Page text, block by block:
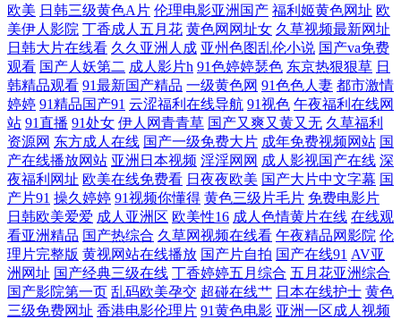
欧美 日韩三级黄色A片 伦理电影亚洲国产 福利姬黄色网址 欧
美伊人影院 丁香成人五月花 黄色网网址女 久草视频最新网址
日韩大片在线看 久久亚洲人成 亚州色图乱伦小说 国产va免费
观看 国产人妖第二 成人影片h 91色婷婷瑟色 东京热狠狠草 日
韩精品观看 91最新国产精品 一级黄色网 91色色人妻 都市激情
婷婷 91精品国产91 云涩福利在线导航 91视色 午夜福利在线网
站 91直播 91处女 伊人网青青草 国产又爽又黄又无 久草福利
资源网 东方成人在线 国产一级免费大片 成年免费视频网站 国
产在线播放网站 亚洲日本视频 淫淫网网 成人影视国产在线 深
夜福利网址 欧美在线免费看 日夜夜欧美 国产大片中文字幕 国
产片91 操久婷婷 91视频你懂得 黄色三级片毛片 免费电影片
日韩欧美爱爱 成人亚洲区 欧美性16 成人色情黄片在线 在线观
看亚洲精品 国产热综合 久草网视频在线看 午夜精品网影院 伦
理片完整版 黄视网站在线播放 国产片自拍 国产在线91 AV亚
洲网址 国产经典三级在线 丁香婷婷五月综合 五月花亚洲综合
国产影院第一页 乱码欧美孕交 超碰在线艹 日本在线护士 黄色
三级免费网址 香港电影伦理片 91黄色电影 亚洲一区成人视频